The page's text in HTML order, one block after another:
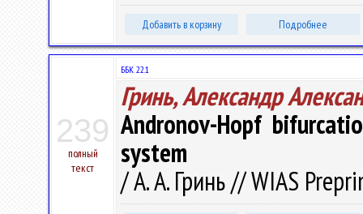
Добавить в корзину Подробнее
239
полный
текст
ББК 22.1
Гринь, Александр
Andronov-Hopf
system
/ А. А. Гринь // WIAS